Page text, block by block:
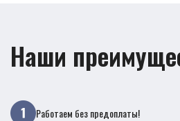
Наши
Работаем без предоплаты!